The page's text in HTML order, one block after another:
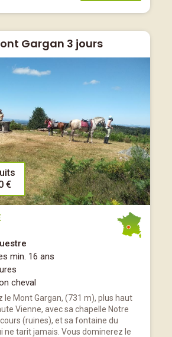
Gargan 3 jours
€
min. 16 ans
cheval
le Mont Gargan, (731 m), plus haut
Vienne, avec sa chapelle Notre
(ruines), et sa fontaine du
ne tarit jamais. Vous dominerez le